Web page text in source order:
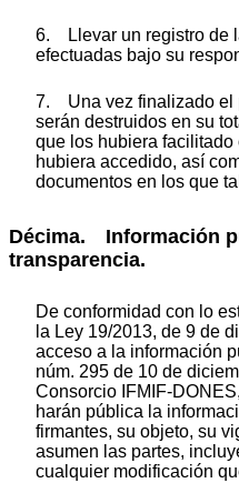
6. Llevar un registro de
efectuadas bajo su
7. Una vez finalizado el
serán destruidos en su
que los hubiera
hubiera accedido, así
documentos en los que
Décima. Información
transparencia.
De conformidad con lo
la Ley 19/2013, de 9 de
acceso a la información
núm. 295 de 10 de
Consorcio IFMIF-
harán pública la
firmantes, su objeto, su
asumen las partes,
cualquier modificación